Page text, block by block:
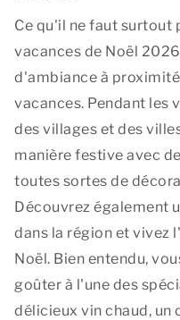
Ce qu'il ne faut surtout
vacances de Noël
d'ambiance à
vacances. Pendant les
des villages et des
manière festive avec
toutes sortes de
Découvrez également
dans la région et vivez
Noël. Bien entendu,
goûter à l'une des
délicieux vin chaud, un